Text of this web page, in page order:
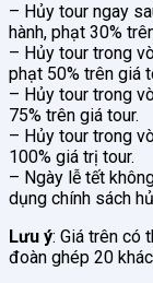
– Hủy tour ngay
hành, phạt 30%
– Hủy tour trong
phạt 50% trên giá
– Hủy tour trong
75% trên giá tour.
– Hủy tour trong
100% giá trị tour.
– Ngày lễ tết
dụng chính sách
Lưu ý: Giá trên có
đoàn ghép 20